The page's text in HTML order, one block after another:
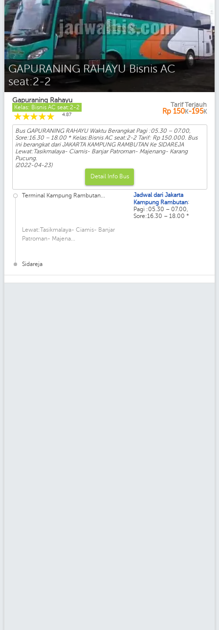
GAPURANING RAHAYU Bisnis AC
seat:2-2
Gapuraning Rahayu
Kelas: Bisnis AC seat:2-2
☆
☆
☆
☆
☆ 4.87
Tarif Terjauh
Rp 150K-195K
Bus GAPURANING RAHAYU Waktu Berangkat Pagi :05.30 – 07.00,
Sore:16.30 – 18.00 * Kelas:Bisnis AC seat:2-2 Tarif: Rp 150.000. Bus
ini berangkat dari JAKARTA KAMPUNG RAMBUTAN Ke SIDAREJA
Lewat:Tasikmalaya- Ciamis- Banjar Patroman- Majenang- Karang
Pucung.
(2022-04-23)
Detail Info Bus
Terminal Kampung Rambutan...
Lewat:Tasikmalaya- Ciamis- Banjar
Patroman- Majena...
Sidareja
Jadwal dari Jakarta
Kampung Rambutan:
Pagi :05.30 – 07.00,
Sore:16.30 – 18.00 *